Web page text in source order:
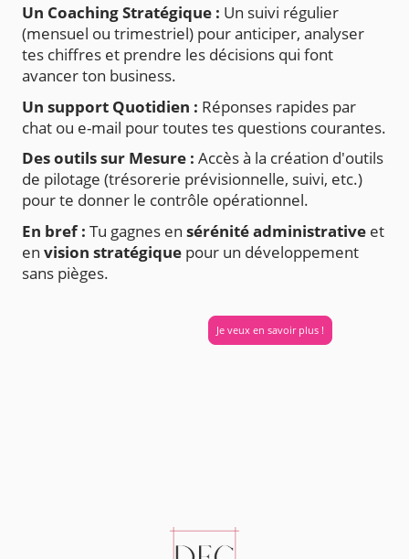
Un Coaching Stratégique : Un suivi régulier
(mensuel ou trimestriel) pour anticiper, analyser
tes chiffres et prendre les décisions qui font
avancer ton business.
Un support Quotidien : Réponses rapides par
chat ou e-mail pour toutes tes questions courantes.
Des outils sur Mesure : Accès à la création d'outils
de pilotage (trésorerie prévisionnelle, suivi, etc.)
pour te donner le contrôle opérationnel.
En bref : Tu gagnes en sérénité administrative et
en vision stratégique pour un développement
sans pièges.
Je veux en savoir plus !